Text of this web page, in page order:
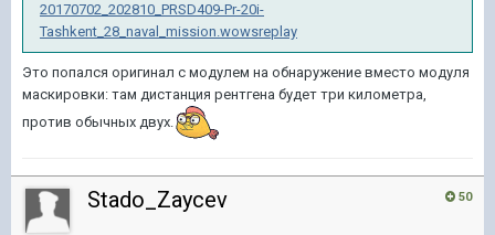
20170702_202810_PRSD409-Pr-20i-
Tashkent_28_naval_mission.wowsreplay
Это попался оригинал с модулем на обнаружение вместо модуля
маскировки: там дистанция рентгена будет три километра,
против обычных двух.
50
Stado_Zaycev